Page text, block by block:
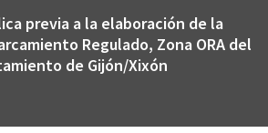
previa a la elaboración de la
Regulado, Zona ORA del
de Gijón/Xixón